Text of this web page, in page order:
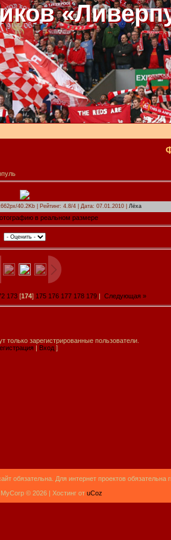
40.2Kb | Рейтинг: 4.8/4 | Дата: 07.01.2010 | Лёха
в реальном размере
173 [174] 175 176 177 178 179 Следующая »
только зарегистрированные пользователи.
| Вход ]
обязательна. Для интернет проектов обязательна
© 2026 | Хостинг от uCoz